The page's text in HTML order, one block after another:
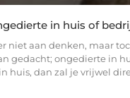
in huis of
niet aan denken, maar
gedacht; ongedierte in
huis, dan zal je vrijwel